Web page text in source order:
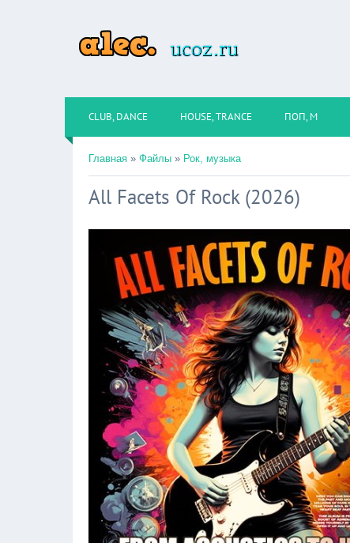
CLUB, DANCE HOUSE, TRANCE ПОП, М
Главная » Файлы » Рок, музыка
All Facets Of Rock (2026)